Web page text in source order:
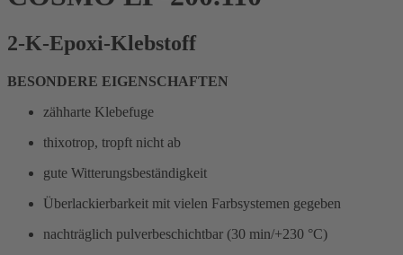
2-K-Epoxi-Klebstoff
BESONDERE EIGENSCHAFTEN
zähharte Klebefuge
thixotrop, tropft nicht ab
gute Witterungsbeständigkeit
Überlackierbarkeit mit vielen Farbsystemen gegeben
nachträglich pulverbeschichtbar (30 min/+230 °C)